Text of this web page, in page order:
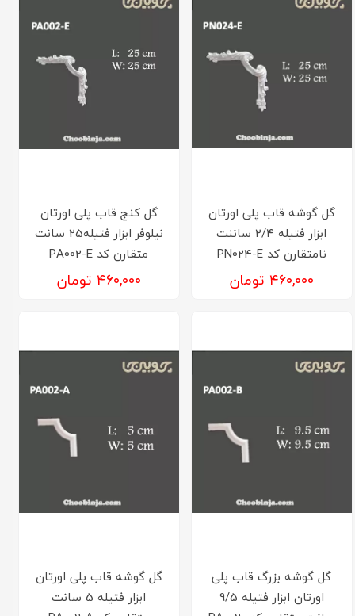
گل گوشه قاب پلی اورتان
ابزار فتیله ۲/۴ ساننت
نامتقارن کد PN024-E
۴۶۰,۰۰۰ تومان
گل کنج قاب پلی اورتان
نیلوفر ابزار فتیله25 سانت
متقارن کد PA002-E
۴۶۰,۰۰۰ تومان
گل گوشه بزرگ قاب پلی
اورتان ابزار فتیله 9/5
گل گوشه قاب پلی اورتان
ابزار فتیله 5 سانت